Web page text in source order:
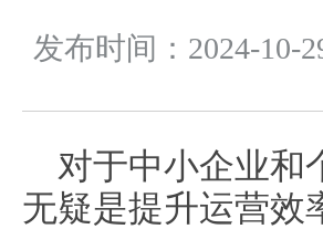
发布时间：2024-
对于中小企业和
无疑是提升运营效